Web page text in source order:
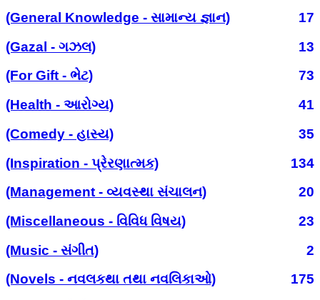
(General Knowledge - સામાન્ય જ્ઞાન)
17
(Gazal - ગઝલ)
13
(For Gift - ભેટ)
73
(Health - આરોગ્ય)
41
(Comedy - હાસ્ય)
35
(Inspiration - પ્રેરણાત્મક)
134
(Management - વ્યવસ્થા સંચાલન)
20
(Miscellaneous - વિવિધ વિષય)
23
(Music - સંગીત)
2
(Novels - નવલકથા તથા નવલિકાઓ)
175